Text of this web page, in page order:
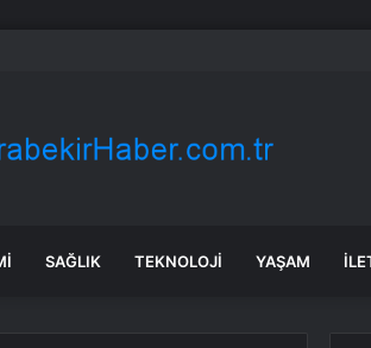
Bursa’da su kesintisi ne zaman bitecek,
SAĞLIK TEKNOLOJI YAŞAM